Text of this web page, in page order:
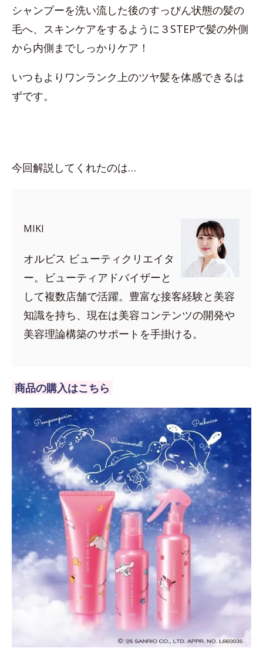
シャンプーを洗い流した後のすっぴん状態の髪の
毛へ、スキンケアをするように３STEPで髪の外側
から内側までしっかりケア！
いつもよりワンランク上のツヤ髪を体感できるは
ずです。
今回解説してくれたのは…
MIKI
オルビス ビューティクリエイタ
ー。ビューティアドバイザーと
して複数店舗で活躍。豊富な接客経験と美容
知識を持ち、現在は美容コンテンツの開発や
美容理論構築のサポートを手掛ける。
商品の購入はこちら